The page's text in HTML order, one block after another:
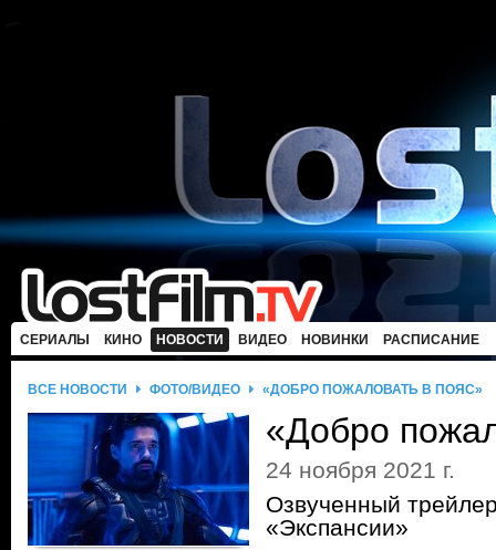
СЕРИАЛЫ КИНО НОВОСТИ ВИДЕО НОВИНКИ РАСПИСАНИЕ
ВСЕ НОВОСТИ ФОТО/ВИДЕО «ДОБРО ПОЖАЛОВАТЬ В ПОЯС»
«Добро
24 ноября 2021 г.
Озвученный
«Экспансии»